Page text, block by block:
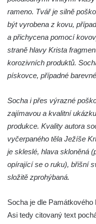
Reliéf Rodina a práce
čp. 69/1 v Českých
Socha Krista
kostela svatého
Socha svatého Jana
kostela svaté Rodiny v
Budějovicích
Socha S tebou v parku
náměstí v Českých
Socha Tornádo v
náměstí v Českých
rameno. Tvář je silně
být vyrobena z kovu,
a přichycena pomocí
straně hlavy Krista
korozivních produktů.
pískovce, případné
Socha i přes výrazné
zajímavou a kvalitní
produkce. Kvality autora
vyčerpaného těla Ježíše
je skleslé, hlava skloněná
opírající se o ruku), břišní
složitě zprohýbaná.
Socha je dle Památkového
Asi tedy citovaný text